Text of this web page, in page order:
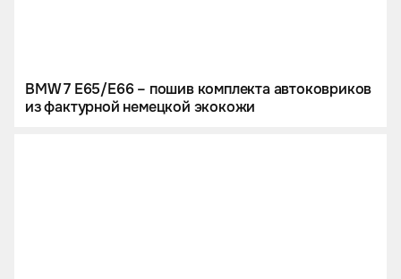
BMW 7 E65/E66 – пошив комплекта автоковриков
из фактурной немецкой экокожи